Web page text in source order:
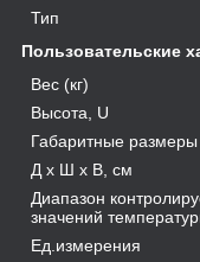
Тип
Пользовательские
Вес (кг)
Высота, U
Габаритные
Д х Ш х В, см
Диапазон
значений
Ед.измерения